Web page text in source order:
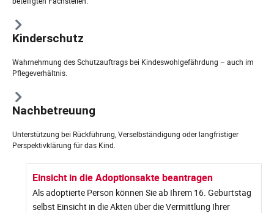
Kinderschutz
Wahrnehmung des Schutzauftrags bei Kindeswohlgefährdung – auch im
Pflegeverhältnis.
Nachbetreuung
Unterstützung bei Rückführung, Verselbständigung oder langfristiger
Perspektivklärung für das Kind.
Einsicht in die Adoptionsakte beantragen
Als adoptierte Person können Sie ab Ihrem 16. Geburtstag
selbst Einsicht in die Akten über die Vermittlung Ihrer